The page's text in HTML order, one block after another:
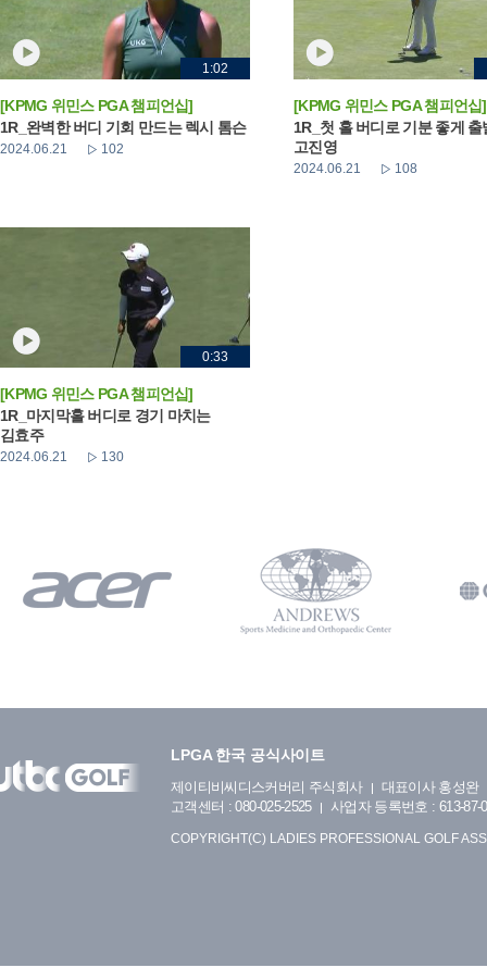
1:02
[KPMG 위민스 PGA 챔피언십]
1R_완벽한 버디 기회 만드는 렉시 톰슨
2024.06.21 102
[KPMG 위민스 PGA 챔피언십]
1R_첫 홀 버디로 기분 좋게 출
고진영
2024.06.21 108
0:33
[KPMG 위민스 PGA 챔피언십]
1R_마지막홀 버디로 경기 마치는
김효주
2024.06.21 130
LPGA 한국 공식사이트
제이티비씨디스커버리 주식회사
대표이사 홍성완
고객센터 : 080-025-2525
사업자 등록번호 : 613-87-
COPYRIGHT(C) LADIES PROFESSIONAL GOLF